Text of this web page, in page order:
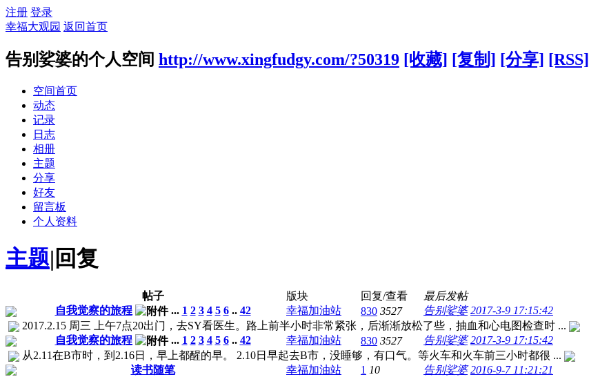
注册 登录
幸福大观园 返回首页
告别娑婆的个人空间 http://www.xingfudgy.com/?50319 [收藏] [复制] [分享] [RSS]
空间首页
动态
记录
日志
相册
主题
分享
好友
留言板
个人资料
主题| 回复
帖子 版块 回复/查看
最后发帖
自我觉察的旅程
... 1 2 3 4 5 6.. 42 幸福加油站 830 3527 告别娑婆 2017-3-9 17:15:42
2017.2.15 周三 上午7点20出门，去SY看医生。路上前半小时非常紧张，后渐渐放松了些，抽血和心电图检查时 ...
自我觉察的旅程
... 1 2 3 4 5 6.. 42 幸福加油站 830 3527 告别娑婆 2017-3-9 17:15:42
从2.11在B市时，到2.16日，早上都醒的早。 2.10日早起去B市，没睡够，有口气。等火车和火车前三小时都很 ...
读书随笔
幸福加油站 1 10 告别娑婆 2016-9-7 11:21:21